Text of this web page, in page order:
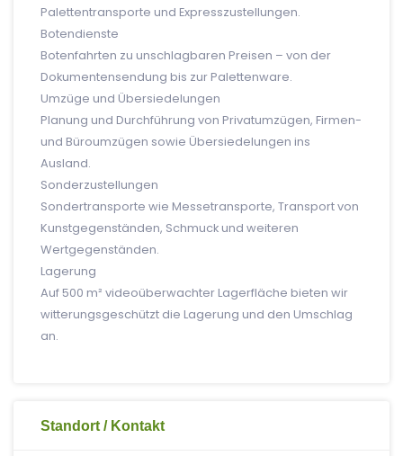
Palettentransporte und Expresszustellungen.
Botendienste
Botenfahrten zu unschlagbaren Preisen – von der
Dokumentensendung bis zur Palettenware.
Umzüge und Übersiedelungen
Planung und Durchführung von Privatumzügen, Firmen-
und Büroumzügen sowie Übersiedelungen ins
Ausland.
Sonderzustellungen
Sondertransporte wie Messetransporte, Transport von
Kunstgegenständen, Schmuck und weiteren
Wertgegenständen.
Lagerung
Auf 500 m² videoüberwachter Lagerfläche bieten wir
witterungsgeschützt die Lagerung und den Umschlag
an.
Standort / Kontakt